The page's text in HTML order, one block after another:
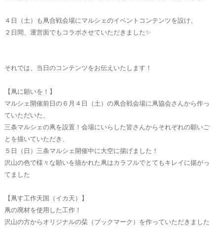
４日（土）も凧合戦会場にマルシェのイベントコンテンツを設け、
２日間、運営面でもコラボさせていただきました✨
それでは、当日のコンテンツをお伝えいたします！
【凧に願いを！】
マルシェ開催前日の６月４日（土）の凧合戦会場に凧協会さんから作っ
ていただいた、
三条マルシェの凧を設置！会場にいらした皆さんからそれぞれの願いご
とを描いていただき、
５日（日）三条マルシェ開催中に大空に揚げました！
沢山の色で様々な願いを描かれた凧はカラフルでとてもキレイに揚がっ
てました
【凧す工作天国（イカ天）】
凧の廃材を使用した工作！
沢山の方からオリジナルの栞（ブックマーク）を作っていただきました